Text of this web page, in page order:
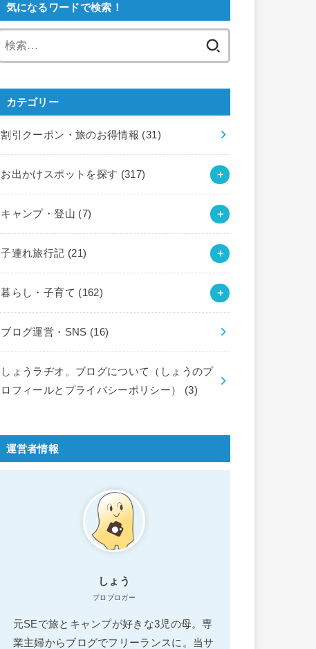
気になるワードで検索！
カテゴリー
割引クーポン・旅のお得情報 (31)
お出かけスポットを探す (317)
キャンプ・登山 (7)
子連れ旅行記 (21)
暮らし・子育て (162)
ブログ運営・SNS (16)
しょうラヂオ。ブログについて（しょうのプ
ロフィールとプライバシーポリシー） (3)
運営者情報
しょう
プロブロガー
元SEで旅とキャンプが好きな3児の母。専
業主婦からブログでフリーランスに。当サ